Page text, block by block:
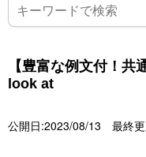
【豊富な例文付！
look at
公開日:2023/08/13 最終